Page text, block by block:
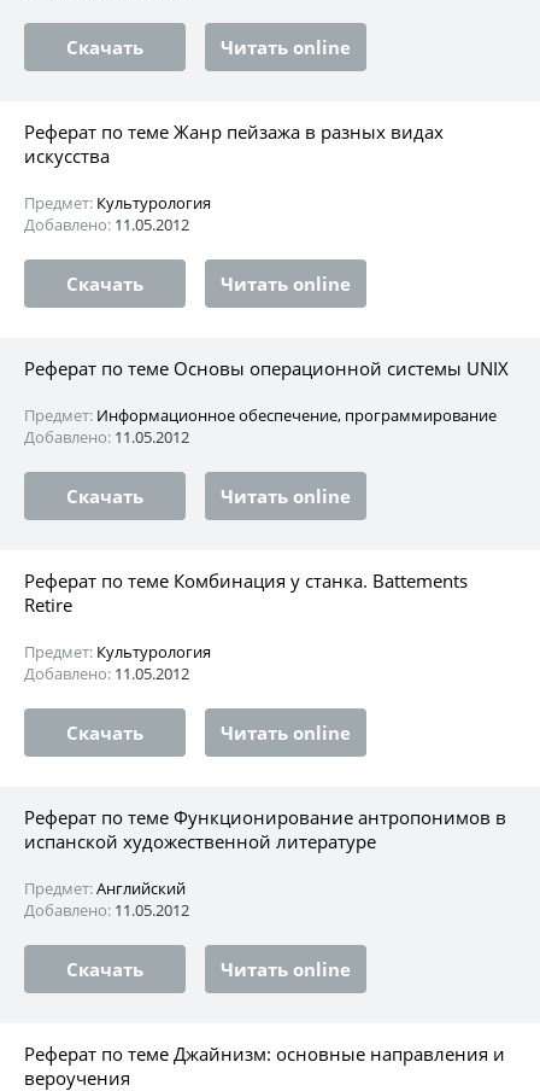
Скачать Читать online
Реферат по теме Жанр пейзажа в разных видах
искусства
Предмет: Культурология
Добавлено: 11.05.2012
Скачать Читать online
Реферат по теме Основы операционной системы UNIX
Предмет: Информационное обеспечение, программирование
Добавлено: 11.05.2012
Скачать Читать online
Реферат по теме Комбинация у станка. Battements
Retire
Предмет: Культурология
Добавлено: 11.05.2012
Скачать Читать online
Реферат по теме Функционирование антропонимов в
испанской художественной литературе
Предмет:Английский
Добавлено: 11.05.2012
Скачать Читать online
Реферат по теме Джайнизм: основные направления и
вероучения